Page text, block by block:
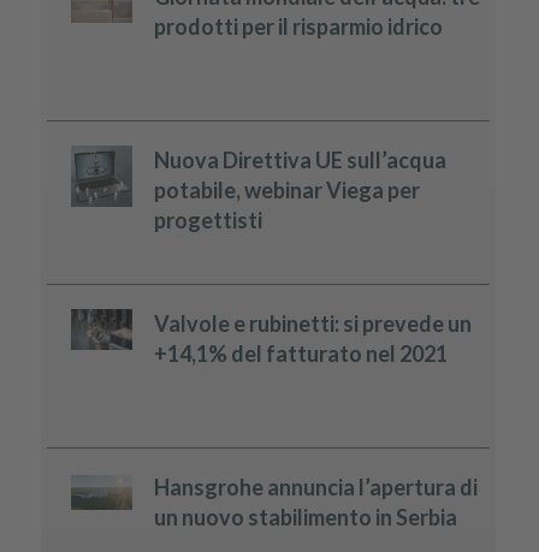
prodotti per il risparmio idrico
Nuova Direttiva UE sull’acqua
potabile, webinar Viega per
progettisti
Valvole e rubinetti: si prevede un
+14,1% del fatturato nel 2021
Hansgrohe annuncia l’apertura di
un nuovo stabilimento in Serbia